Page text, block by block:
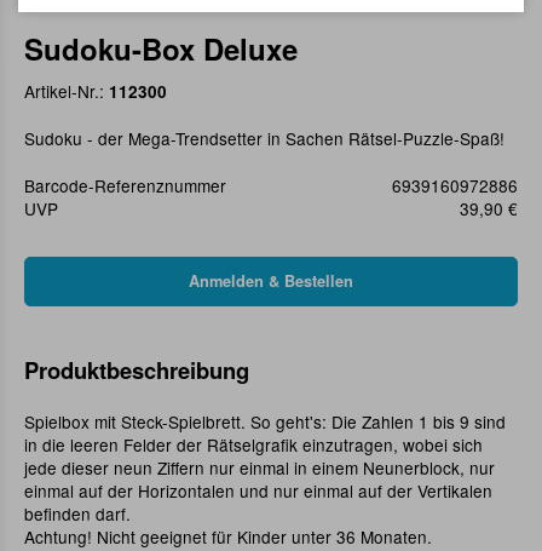
Sudoku-Box Deluxe
Artikel-Nr.: 112300
Sudoku - der Mega-Trendsetter in Sachen Rätsel-Puzzle-Spaß!
Barcode-Referenznummer
6939160972886
UVP
39,90 €
Produktbeschreibung
Spielbox mit Steck-Spielbrett. So geht's: Die Zahlen 1 bis 9 sind
in die leeren Felder der Rätselgrafik einzutragen, wobei sich
jede dieser neun Ziffern nur einmal in einem Neunerblock, nur
einmal auf der Horizontalen und nur einmal auf der Vertikalen
befinden darf.
Achtung! Nicht geeignet für Kinder unter 36 Monaten.